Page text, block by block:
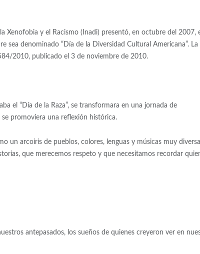
Xenofobia y el Racismo (Inadi) presentó, en octubre del 2007,
denominado “Día de la Diversidad Cultural Americana”. La
2010, publicado el 3 de noviembre de 2010.
el “Día de la Raza”, se transformara en una jornada de
promoviera una reflexión histórica.
un arcoiris de pueblos, colores, lenguas y músicas muy
que merecemos respeto y que necesitamos recordar
antepasados, los sueños de quienes creyeron ver en